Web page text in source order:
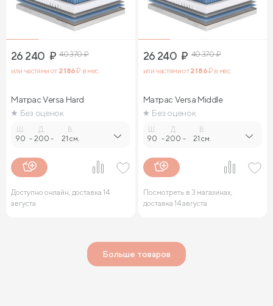
26 240 ₽ 40 370₽
или частями от 2 186₽ в мес.
Матрас Versa Hard
Без оценок
Ш.
90 -
Д.
200 -
В.
21 см.
Доступно онлайн, доставка 14
августа
26 240 ₽ 40 370₽
или частями от2 186₽ в мес.
Матрас Versa Middle
Без оценок
Ш.
90 -
Д.
200 -
В.
21 см.
Посмотреть в 3 магазинах,
доставка 14 августа
Больше товаров